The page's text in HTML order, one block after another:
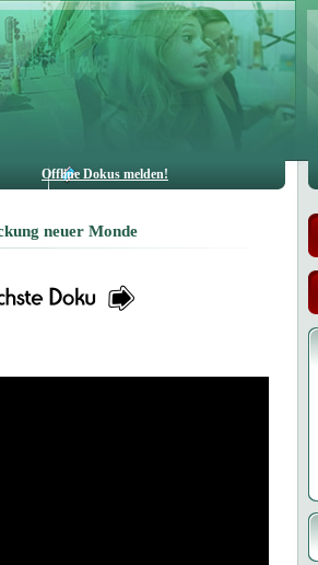
Offline Dokus melden!
neuer Monde